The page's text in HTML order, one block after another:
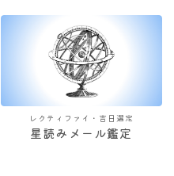
レクティファイ・吉日選定
星読みメール鑑定